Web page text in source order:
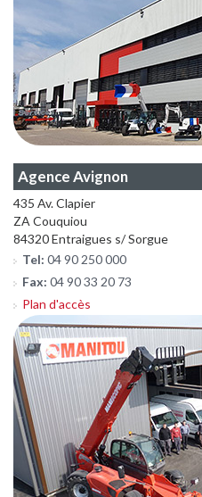
Agence Avignon
435 Av. Clapier
ZA Couquiou
84320 Entraigues s/ Sorgue
Tel: 04 90 250 000
Fax: 04 90 33 20 73
Plan d'accès